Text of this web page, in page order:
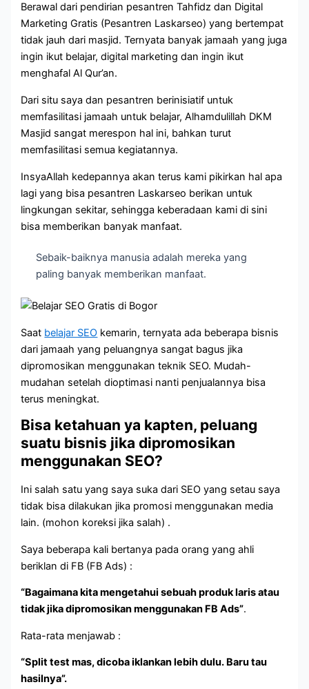
Berawal dari pendirian pesantren Tahfidz dan Digital
Marketing Gratis (Pesantren Laskarseo) yang bertempat
tidak jauh dari masjid. Ternyata banyak jamaah yang juga
ingin ikut belajar, digital marketing dan ingin ikut
menghafal Al Qur’an.
Dari situ saya dan pesantren berinisiatif untuk
memfasilitasi jamaah untuk belajar, Alhamdulillah DKM
Masjid sangat merespon hal ini, bahkan turut
memfasilitasi semua kegiatannya.
InsyaAllah kedepannya akan terus kami pikirkan hal apa
lagi yang bisa pesantren Laskarseo berikan untuk
lingkungan sekitar, sehingga keberadaan kami di sini
bisa memberikan banyak manfaat.
Sebaik-baiknya manusia adalah mereka yang
paling banyak memberikan manfaat.
Saat belajar SEO kemarin, ternyata ada beberapa bisnis
dari jamaah yang peluangnya sangat bagus jika
dipromosikan menggunakan teknik SEO. Mudah-
mudahan setelah dioptimasi nanti penjualannya bisa
terus meningkat.
Bisa ketahuan ya kapten, peluang
suatu bisnis jika dipromosikan
menggunakan SEO?
Ini salah satu yang saya suka dari SEO yang setau saya
tidak bisa dilakukan jika promosi menggunakan media
lain. (mohon koreksi jika salah) .
Saya beberapa kali bertanya pada orang yang ahli
beriklan di FB (FB Ads) :
“Bagaimana kita mengetahui sebuah produk laris atau
tidak jika dipromosikan menggunakan FB Ads”.
Rata-rata menjawab :
“Split test mas, dicoba iklankan lebih dulu. Baru tau
hasilnya”.